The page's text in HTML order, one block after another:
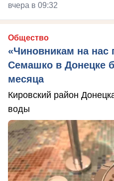
вчера в 09:32
Общество
«Чиновникам на нас
Семашко в Донецке
месяца
Кировский район
воды